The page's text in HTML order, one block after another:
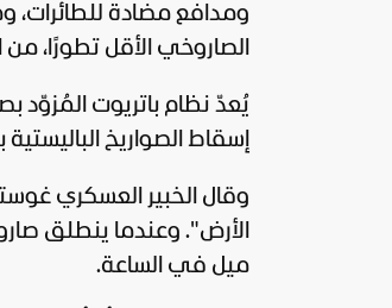
ومدافع مضادة للطائرات،
الصاروخي الأقل تطورًا، من
إسقاط الصواريخ الباليستية
وقال الخبير العسكري
ميل في الساعة.